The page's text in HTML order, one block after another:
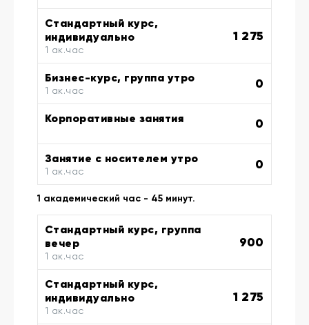
Стандартный курс,
индивидуально
1 ак.час
1 275
Бизнес-курс, группа утро
1 ак.час 0
Корпоративные занятия 0
Занятие с носителем утро
1 ак.час 0
1 академический час - 45 минут.
Стандартный курс, группа
вечер
1 ак.час
900
Стандартный курс,
индивидуально
1 ак.час
1 275